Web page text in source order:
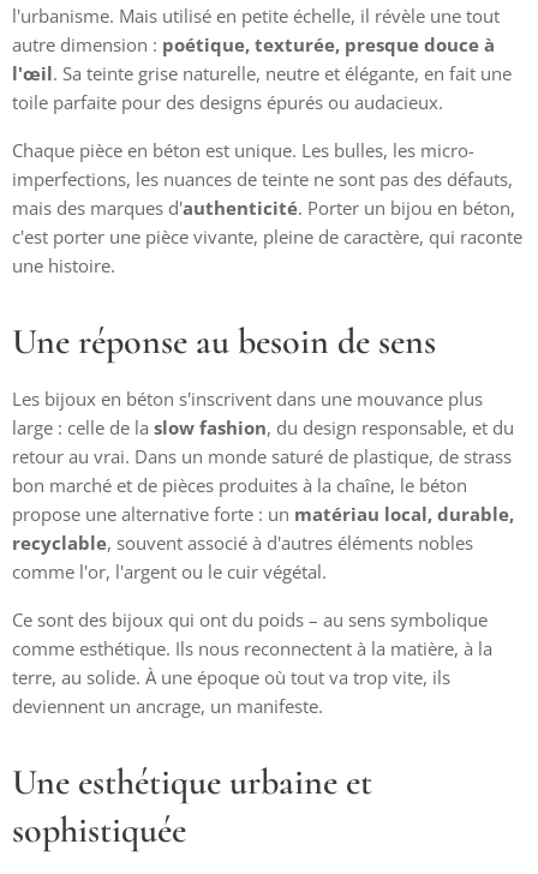
l'urbanisme. Mais utilisé en petite échelle, il révèle une tout
autre dimension : poétique, texturée, presque douce à
l'œil. Sa teinte grise naturelle, neutre et élégante, en fait une
toile parfaite pour des designs épurés ou audacieux.
Chaque pièce en béton est unique. Les bulles, les micro-
imperfections, les nuances de teinte ne sont pas des défauts,
mais des marques d'authenticité. Porter un bijou en béton,
c'est porter une pièce vivante, pleine de caractère, qui raconte
une histoire.
Une réponse au besoin de sens
Les bijoux en béton s'inscrivent dans une mouvance plus
large : celle de la slow fashion, du design responsable, et du
retour au vrai. Dans un monde saturé de plastique, de strass
bon marché et de pièces produites à la chaîne, le béton
propose une alternative forte : un matériau local, durable,
recyclable, souvent associé à d'autres éléments nobles
comme l'or, l'argent ou le cuir végétal.
Ce sont des bijoux qui ont du poids – au sens symbolique
comme esthétique. Ils nous reconnectent à la matière, à la
terre, au solide. À une époque où tout va trop vite, ils
deviennent un ancrage, un manifeste.
Une esthétique urbaine et
sophistiquée